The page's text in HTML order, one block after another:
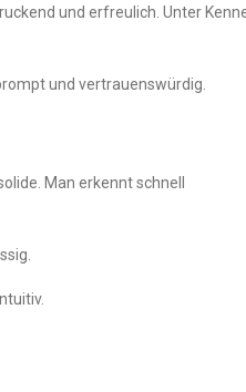
und erfreulich. Unter
und vertrauenswürdig.
Man erkennt schnell